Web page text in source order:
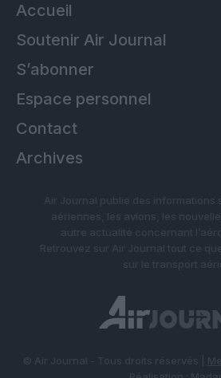
Accueil
Soutenir Air Journal
S’abonner
Espace personnel
Contact
Archives